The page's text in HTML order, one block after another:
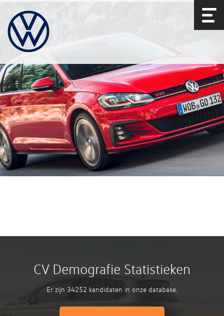
CV Demografie Statistieken
Er zijn 34252 kandidaten in onze database.